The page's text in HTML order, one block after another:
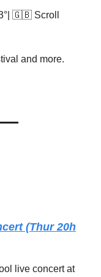
🇬🇧 Scroll
and more.
(Thur 20h
live concert at